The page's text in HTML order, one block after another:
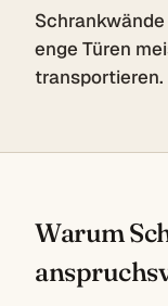
enge Türen
transportieren.
Warum